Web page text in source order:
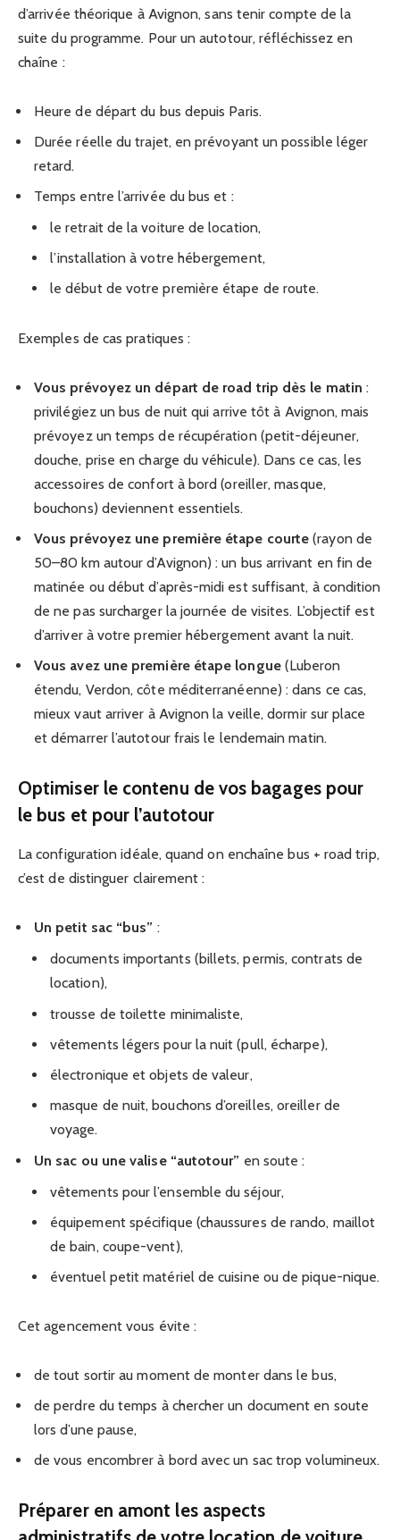
d’arrivée théorique à Avignon, sans tenir compte de la
suite du programme. Pour un autotour, réfléchissez en
chaîne :
Heure de départ du bus depuis Paris.
Durée réelle du trajet, en prévoyant un possible léger
retard.
Temps entre l’arrivée du bus et :
le retrait de la voiture de location,
l’installation à votre hébergement,
le début de votre première étape de route.
Exemples de cas pratiques :
Vous prévoyez un départ de road trip dès le matin :
privilégiez un bus de nuit qui arrive tôt à Avignon, mais
prévoyez un temps de récupération (petit-déjeuner,
douche, prise en charge du véhicule). Dans ce cas, les
accessoires de confort à bord (oreiller, masque,
bouchons) deviennent essentiels.
Vous prévoyez une première étape courte (rayon de
50–80 km autour d’Avignon) : un bus arrivant en fin de
matinée ou début d’après-midi est suffisant, à condition
de ne pas surcharger la journée de visites. L’objectif est
d’arriver à votre premier hébergement avant la nuit.
Vous avez une première étape longue(Luberon
étendu, Verdon, côte méditerranéenne) : dans ce cas,
mieux vaut arriver à Avignon la veille, dormir sur place
et démarrer l’autotour frais le lendemain matin.
Optimiser le contenu de vos bagages pour
le bus et pour l’autotour
La configuration idéale, quand on enchaîne bus + road trip,
c’est de distinguer clairement :
Un petit sac “bus” :
documents importants (billets, permis, contrats de
location),
trousse de toilette minimaliste,
vêtements légers pour la nuit (pull, écharpe),
électronique et objets de valeur,
masque de nuit, bouchons d’oreilles, oreiller de
voyage.
Un sac ou une valise “autotour” en soute :
vêtements pour l’ensemble du séjour,
équipement spécifique (chaussures de rando, maillot
de bain, coupe-vent),
éventuel petit matériel de cuisine ou de pique-nique.
Cet agencement vous évite :
de tout sortir au moment de monter dans le bus,
de perdre du temps à chercher un document en soute
lors d’une pause,
de vous encombrer à bord avec un sac trop volumineux.
Préparer en amont les aspects